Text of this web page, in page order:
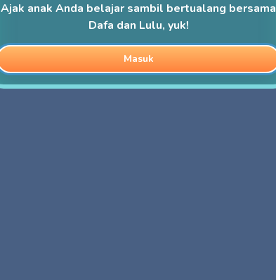
Ajak anak Anda belajar sambil bertualang bersama
Dafa dan Lulu, yuk!
Masuk